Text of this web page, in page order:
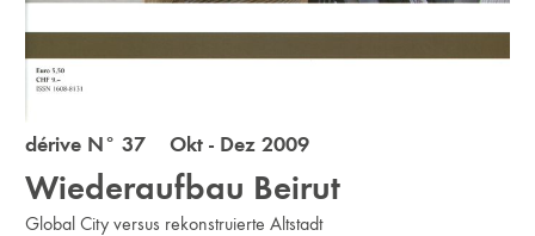
dérive N° 37 Okt - Dez 2009
Wiederaufbau Beirut
Global City versus rekonstruierte Altstadt